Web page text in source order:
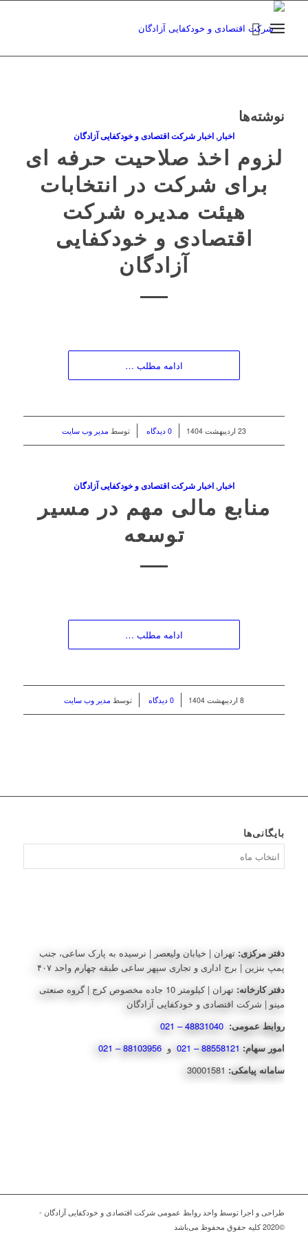
نوشته‌ها
اخبار,اخبار شرکت اقتصادی و خودکفایی آزادگان
لزوم اخذ صلاحیت حرفه ای
برای شرکت در انتخابات
هیئت مدیره شرکت
اقتصادی و خودکفایی
آزادگان
ادامه مطلب …
23 اردیبهشت 1404 / 0 دیدگاه توسط مدیر وب سایت
اخبار,اخبار شرکت اقتصادی و خودکفایی آزادگان
منابع مالی مهم در مسیر
توسعه
ادامه مطلب …
8 اردیبهشت 1404 / 0 دیدگاه توسط مدیر وب سایت
بایگانی‌ها
دفتر مرکزی: تهران | خیابان ولیعصر | نرسیده به پارک ساعی، جنب
پمپ بنزین | برج اداری و تجاری سپهر ساعی طبقه چهارم واحد ۴۰۷
دفتر کارخانه:
تهران | کیلومتر 10 جاده مخصوص کرج | گروه صنعتی
مینو | شرکت اقتصادی و خودکفایی آزادگان
روابط عمومی:
امور سهام: 88558121 – 021 و
سامانه پیامکی:
طراحی و اجرا توسط واحد روابط عمومی شرکت اقتصادی و خودکفایی آزادگان -
©2020 کلیه حقوق محفوظ می‌باشد